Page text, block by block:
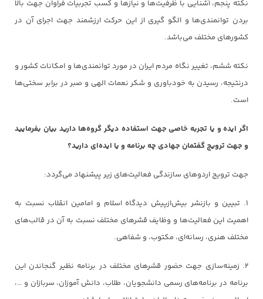
نکته پنجم، آشنایی با ظرفیت‌ها و نیازها و کسب تجربیات فراوان جهت بالا
بردن توانمندی‌ها و الگو گیری از این حرکت ارزشمند جهت اجرای آن در
کشورهای مختلف می‌باشد.
نکته ششم، تغییر نگاه مردم ایران در مورد توانمندی‌ها و امکانات کشور و
درنتیجه، رسیدن به خودباوری و شکر نعمات الهی و صبر در برابر سختی‌ها
است.
اگر ایده و یا تجربه خاصی جهت استفاده دیگر گروه‌ها دارید بیان بفرمایید
و جهت ترویج گفتمان جهادی چه برنامه و یا ایده‌ای دارید؟
جهت ترویج اردوهای سازندگی فعالیت‌های زیر پیشنهاد می‌گردد:
۱. تبیین و بازنشر بیش‌ازپیش دیدگاه اسلام و امامین انقلاب نسبت به
اهمیت این فعالیت‌ها و وظایف قشرهای مختلف نسبت به آن در قالب‌های
مختلف هنری، رسانه‌ای، مکتوب، و شفاهی.
۲. زمینه‌سازی جهت حضور قشرهای مختلف در برنامه نظیر گنجاندن این
برنامه در برنامه‌های رسمی دانشجویان، طلاب، دانش آموزان، سربازان و …،